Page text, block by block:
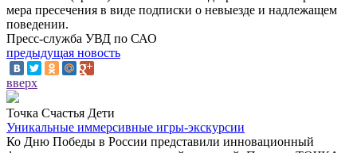
мера пресечения в виде подписки о невыезде и надлежащем
поведении.
Пресс-служба УВД по САО
предыдущая новость
вверх
Точка Счастья Дети
Уникальные иммерсивные игры-экскурсии
Ко Дню Победы в России представили инновационный